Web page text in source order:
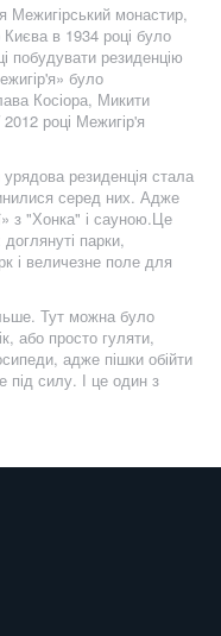
Межигірський монастир,
в 1934 році було
побудувати резиденцію
було
Косіора, Микити
році Межигір'я
резиденція стала
серед них. Адже
з "Хонка" і сауною.Це
парки,
і величезне поле для
Тут можна було
або просто гуляти,
адже пішки обійти
під силу. І це один з